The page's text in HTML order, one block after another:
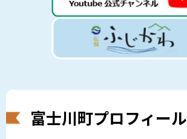
富士川町プロフィール